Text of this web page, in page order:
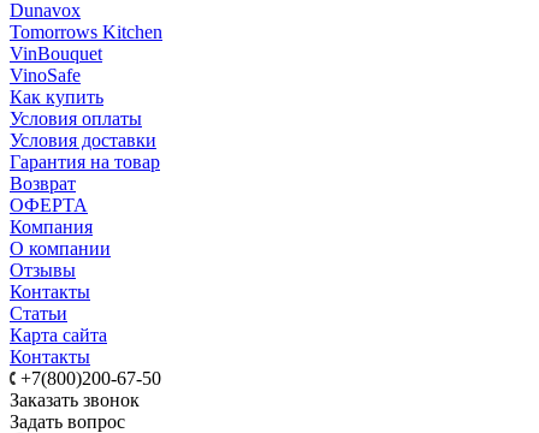
Dunavox
Tomorrows Kitchen
VinBouquet
VinoSafe
Как купить
Условия оплаты
Условия доставки
Гарантия на товар
Возврат
ОФЕРТА
Компания
О компании
Отзывы
Контакты
Статьи
Карта сайта
Контакты
+7(800)200-67-50
Заказать звонок
Задать вопрос